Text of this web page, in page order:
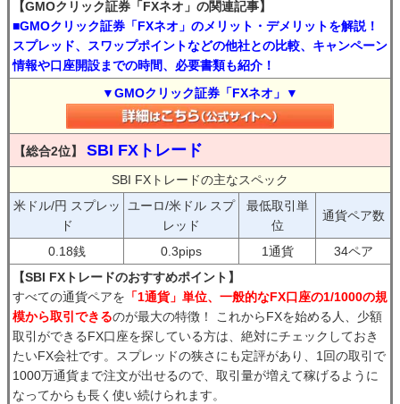
【GMOクリック証券「FXネオ」の関連記事】
■GMOクリック証券「FXネオ」のメリット・デメリットを解説！
スプレッド、スワップポイントなどの他社との比較、キャンペーン
情報や口座開設までの時間、必要書類も紹介！
▼GMOクリック証券「FXネオ」▼
【総合2位】 SBI FXトレード
SBI FXトレードの主なスペック
米ドル/円 スプレッ
ド
ユーロ/米ドル スプ
レッド
最低取引単
位
通貨ペア数
0.18銭 0.3pips 1通貨
34ペア
【SBI FXトレードのおすすめポイント】
すべての通貨ペアを 「1通貨」単位、一般的なFX口座の1/1000の規
模から取引できるのが最大の特徴！ これからFXを始める人、少額
取引ができるFX口座を探している方は、絶対にチェックしておき
たいFX会社です。スプレッドの狭さにも定評があり、1回の取引で
1000万通貨まで注文が出せるので、取引量が増えて稼げるように
なってからも長く使い続けられます。